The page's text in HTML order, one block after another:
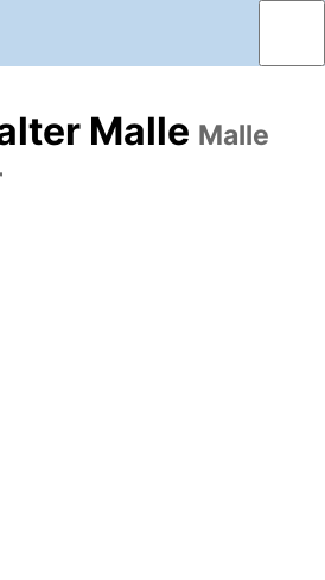
Malle Malle